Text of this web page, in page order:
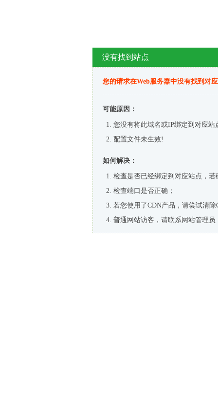
没有找到站点
您的请求在Web服务器中没有找到对
可能原因：
您没有将此域名或IP绑定到对应站
配置文件未生效!
如何解决：
检查是否已经绑定到对应站点，
检查端口是否正确；
若您使用了CDN产品，请尝试清除
普通网站访客，请联系网站管理员